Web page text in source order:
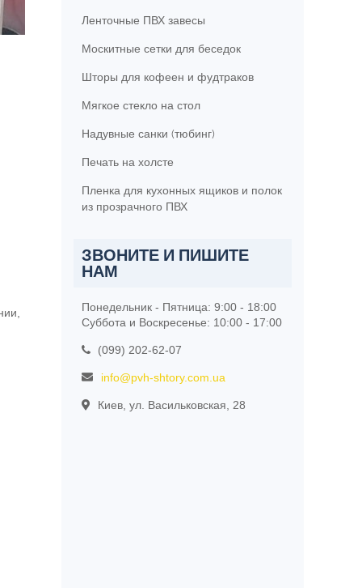
Ленточные ПВХ завесы
Москитные сетки для беседок
Шторы для кофеен и фудтраков
Мягкое стекло на стол
Надувные санки (тюбинг)
Печать на холсте
Пленка для кухонных ящиков и полок
из прозрачного ПВХ
ЗВОНИТЕ И ПИШИТЕ
НАМ
Понедельник - Пятница: 9:00 - 18:00
Суббота и Воскресенье: 10:00 - 17:00
(099) 202-62-07
info@pvh-shtory.com.ua
Киев, ул. Васильковская, 28